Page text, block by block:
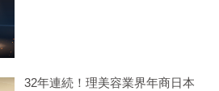
32年連続！理美容業界年商日本